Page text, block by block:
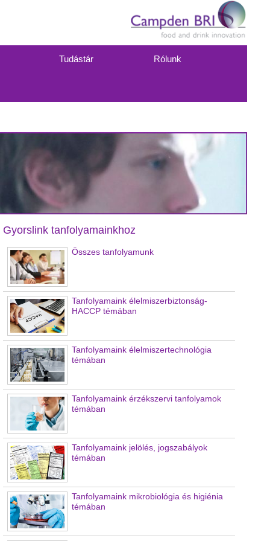
Tudástár Rólunk
Gyorslink tanfolyamainkhoz
Összes tanfolyamunk
Tanfolyamaink élelmiszerbiztonság-
HACCP témában
Tanfolyamaink élelmiszertechnológia
témában
Tanfolyamaink érzékszervi tanfolyamok
témában
Tanfolyamaink jelölés, jogszabályok
témában
Tanfolyamaink mikrobiológia és higiénia
témában